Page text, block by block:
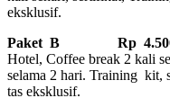
eksklusif.
Paket B
Rp
Hotel, Coffee break 2 kali
selama 2 hari. Training kit,
tas eksklusif.